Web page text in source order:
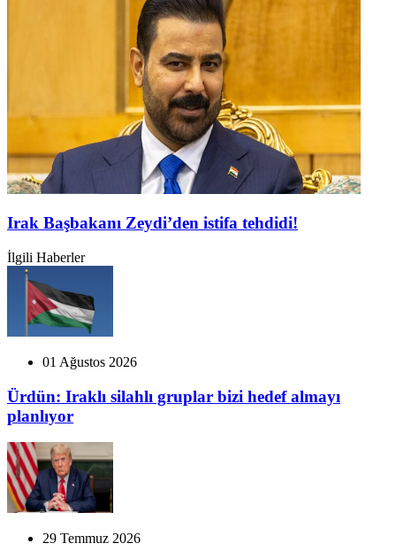
Irak Başbakanı Zeydi’den istifa tehdidi!
İlgili Haberler
01 Ağustos 2026
Ürdün: Iraklı silahlı gruplar bizi hedef almayı
planlıyor
29 Temmuz 2026